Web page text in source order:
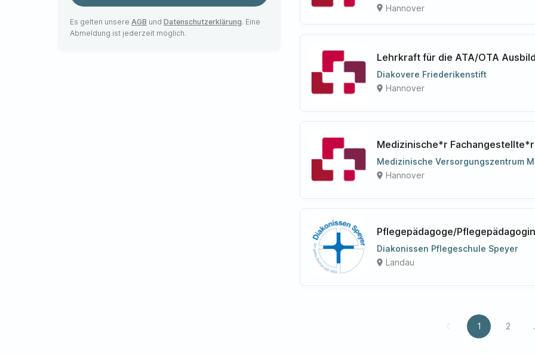
Es gelten unsere AGB und Datenschutzerklärung. Eine
Abmeldung ist jederzeit möglich.
place Hannover
Lehrkraft für die ATA/OTA
Diakovere Friederikenstift
place Hannover
Medizinische*r Fachangestellte*r
Medizinische Versorgungszentrum
place Hannover
Pflegepädagoge/
Diakonissen Pflegeschule Speyer
place Landau
1 2